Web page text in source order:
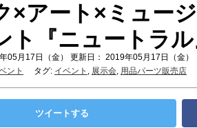
×アート×ミュー
ト『ニュートラ
05月17日（金） 更新日： 2019年05月17日（金）
ント タグ: イベント , 展示会, 用品パーツ販売店
ツイートする